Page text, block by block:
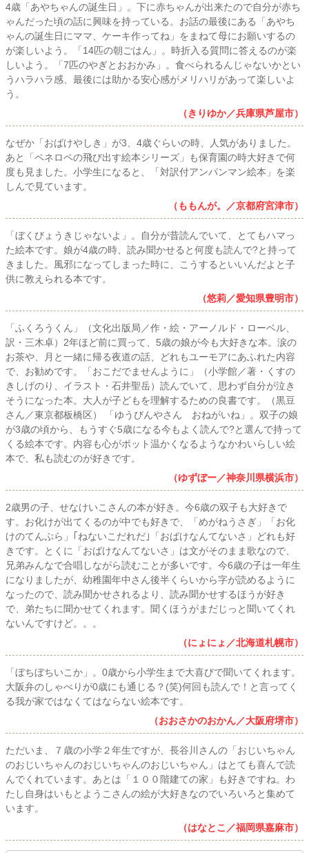
4歳「あやちゃんの誕生日」。下に赤ちゃんが出来たので自分が赤ち
ゃんだった頃の話に興味を持っている。お話の最後にある「あやち
ゃんの誕生日にママ、ケーキ作ってね」をまねて母にお願いするの
が楽しいよう。「14匹の朝ごはん」。時折入る質問に答えるのが楽
しいよう。「7匹のやぎとおおかみ」。食べられるんじゃないかとい
うハラハラ感、最後には助かる安心感がメリハリがあって楽しいよ
う。
（きりゆか／兵庫県芦屋市）
なぜか「おばけやしき」が3、4歳ぐらいの時、人気がありました。
あと「ペネロペの飛び出す絵本シリーズ」も保育園の時大好きで何
度も見ました。小学生になると、「対訳付アンパンマン絵本」を楽
しんで見ています。
（ももんが。／京都府宮津市）
「ぼくびょうきじゃないよ」。自分が昔読んでいて、とてもハマっ
た絵本です。娘が4歳の時、読み聞かせると何度も読んで?と持って
きました。風邪になってしまった時に、こうするといいんだよと子
供に教えられる本です。
（悠莉／愛知県豊明市）
「ふくろうくん」（文化出版局／作・絵・アーノルド・ローベル、
訳・三木卓）2年ほど前に買って、5歳の娘が今も大好きな本。涙の
お茶や、月と一緒に帰る夜道の話、どれもユーモアにあふれた内容
で、お勧めです。「おこだでませんように」（小学館／著・くすの
きしげのり、イラスト・石井聖岳）読んでいて、思わず自分が泣き
そうになった本。大人が子どもを理解するための良書です。（黒豆
さん／東京都板橋区） 「ゆうびんやさん おねがいね」。双子の娘
が3歳の頃から、もうすぐ5歳になる今もよく読んで?と選んで持って
くる絵本です。内容も心がポット温かくなるようなかわいらしい絵
本で、私も読むのが好きです。
（ゆずぼー／神奈川県横浜市）
2歳男の子、せなけいこさんの本が好き。今6歳の双子も大好きで
す。お化けが出てくるのが中でも好きで、「めがねうさぎ」「お化
けのてんぷら」｢ねないこだれだ｣「おばけなんてないさ」どれも好
きです。とくに「おばけなんてないさ」は文がそのまま歌なので、
兄弟みんなで合唱しながら読むことが多いです。今6歳の子は一年生
になりましたが、幼稚園年中さん後半くらいから字が読めるように
なったので、読み聞かせされるより、読み聞かせするほうが好き
で、弟たちに聞かせてくれます。聞くほうがまだじっと聞いてくれ
ないんですけど。。。
（にょにょ／北海道札幌市）
「ぼちぼちいこか」。0歳から小学生まで大喜びで聞いてくれます。
大阪弁のしゃべりが0歳にも通じる？(笑)何回も読んで！と言ってく
る我が家ではなくてはならない絵本です。
（おおさかのおかん／大阪府堺市）
ただいま、７歳の小学２年生ですが、長谷川さんの「おじいちゃん
のおじいちゃんのおじいちゃんのおじいちゃん」はとても喜んで読
んでくれています。あとは「１００階建ての家」も好きですね。わ
たし自身はいもとようこさんの絵が大好きなのでいろいろと集めて
います。
（はなとこ／福岡県嘉麻市）